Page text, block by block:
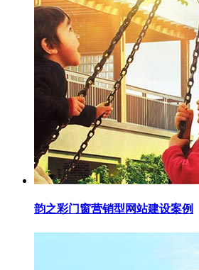
韵之彩门窗营销型网站建设案例